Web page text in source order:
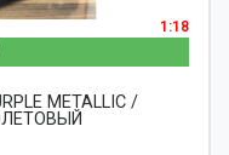
1:18
METALLIC /